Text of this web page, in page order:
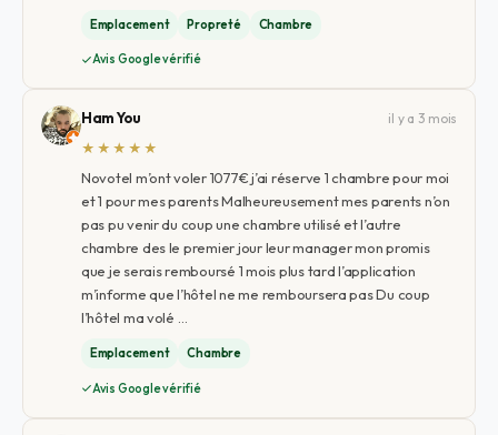
Emplacement Propreté Chambre
Avis Google vérifié
Ham You
il y a 3 mois
★★★★★
Novotel m’ont voler 1077€ j’ai réserve 1 chambre pour moi
et 1 pour mes parents Malheureusement mes parents n’on
pas pu venir du coup une chambre utilisé et l’autre
chambre des le premier jour leur manager mon promis
que je serais remboursé 1 mois plus tard l’application
m’informe que l’hôtel ne me remboursera pas Du coup
l’hôtel ma volé …
Emplacement Chambre
Avis Google vérifié